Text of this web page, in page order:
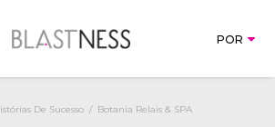
revenue
POR
De Sucesso Botania Relais & SPA